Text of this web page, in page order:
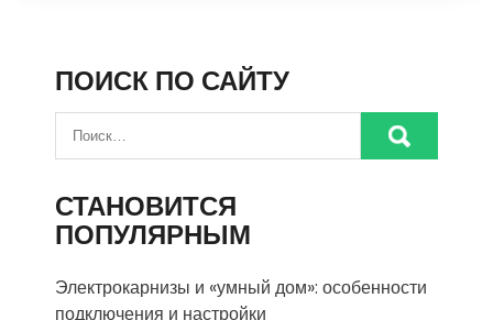
ПОИСК ПО САЙТУ
СТАНОВИТСЯ
ПОПУЛЯРНЫМ
Электрокарнизы и «умный дом»: особенности
подключения и настройки